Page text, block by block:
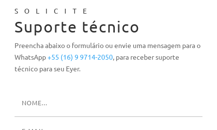
SOLICITE
Suporte técnico
Preencha abaixo o formulário ou envie uma mensagem para o
WhatsApp+55 (16) 9 9714-2050, para receber suporte
técnico para seu Eyer.